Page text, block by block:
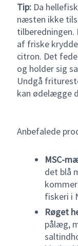
Tip:Da
næsten ikke
tilberedningen.
af friske
citron. Det
og holder sig
Undgå
kan ødelægge
Anbefalede
MSC-
det blå
fiskeri i
Røget
pålæg,